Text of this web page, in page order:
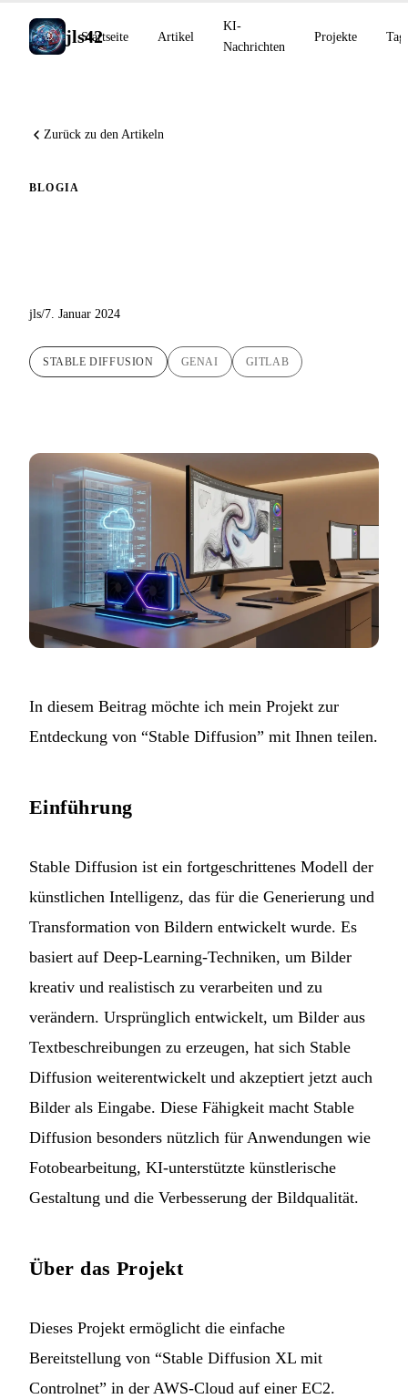
jls42
Startseite Artikel
KI-
Nachrichten
Projekte
Zurück zu den Artikeln
BLOGIA
jls/7. Januar 2024
STABLE DIFFUSION GENAI GITLAB
In diesem Beitrag möchte ich mein Projekt zur
Entdeckung von “Stable Diffusion” mit Ihnen teilen.
Einführung
Stable Diffusion ist ein fortgeschrittenes Modell der
künstlichen Intelligenz, das für die Generierung und
Transformation von Bildern entwickelt wurde. Es
basiert auf Deep-Learning-Techniken, um Bilder
kreativ und realistisch zu verarbeiten und zu
verändern. Ursprünglich entwickelt, um Bilder aus
Textbeschreibungen zu erzeugen, hat sich Stable
Diffusion weiterentwickelt und akzeptiert jetzt auch
Bilder als Eingabe. Diese Fähigkeit macht Stable
Diffusion besonders nützlich für Anwendungen wie
Fotobearbeitung, KI-unterstützte künstlerische
Gestaltung und die Verbesserung der Bildqualität.
Über das Projekt
Dieses Projekt ermöglicht die einfache
Bereitstellung von “Stable Diffusion XL mit
Controlnet” in der AWS-Cloud auf einer EC2.